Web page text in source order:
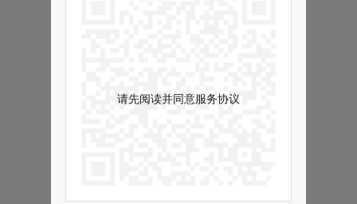
请先阅读并同意服务协议